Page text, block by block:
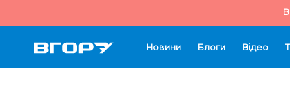
Новини Блоги Відео